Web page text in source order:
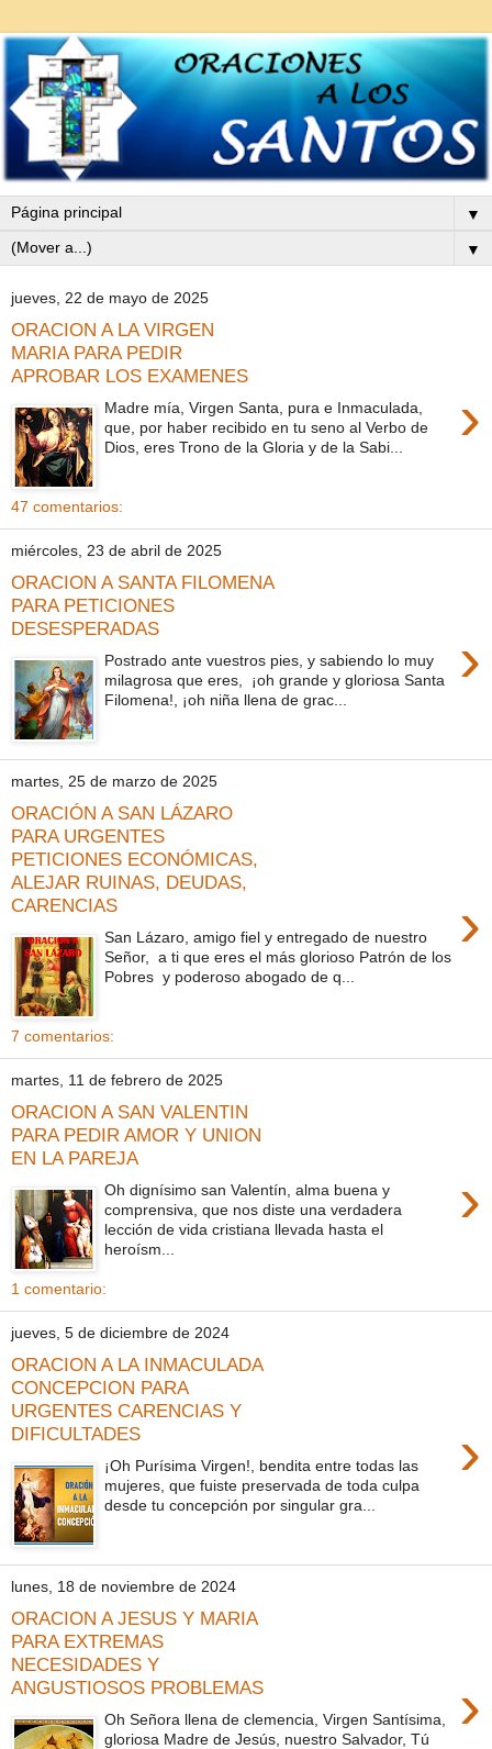
▼
▼
jueves, 22 de mayo de 2025
ORACION A LA VIRGEN
MARIA PARA PEDIR
APROBAR LOS EXAMENES
›
Madre mía, Virgen Santa, pura e Inmaculada,
que, por haber recibido en tu seno al Verbo de
Dios, eres Trono de la Gloria y de la Sabi...
47 comentarios:
miércoles, 23 de abril de 2025
ORACION A SANTA FILOMENA
PARA PETICIONES
DESESPERADAS
›
Postrado ante vuestros pies, y sabiendo lo muy
milagrosa que eres, ¡oh grande y gloriosa Santa
Filomena!, ¡oh niña llena de grac...
martes, 25 de marzo de 2025
ORACIÓN A SAN LÁZARO
PARA URGENTES
PETICIONES ECONÓMICAS,
ALEJAR RUINAS, DEUDAS,
CARENCIAS
›
San Lázaro, amigo fiel y entregado de nuestro
Señor, a ti que eres el más glorioso Patrón de los
Pobres y poderoso abogado de q...
7 comentarios:
martes, 11 de febrero de 2025
ORACION A SAN VALENTIN
PARA PEDIR AMOR Y UNION
EN LA PAREJA
›
Oh dignísimo san Valentín, alma buena y
comprensiva, que nos diste una verdadera
lección de vida cristiana llevada hasta el
heroísm...
1 comentario:
jueves, 5 de diciembre de 2024
ORACION A LA INMACULADA
CONCEPCION PARA
URGENTES CARENCIAS Y
DIFICULTADES
›
¡Oh Purísima Virgen!, bendita entre todas las
mujeres, que fuiste preservada de toda culpa
desde tu concepción por singular gra...
lunes, 18 de noviembre de 2024
ORACION A JESUS Y MARIA
PARA EXTREMAS
NECESIDADES Y
ANGUSTIOSOS PROBLEMAS
›
Oh Señora llena de clemencia, Virgen Santísima,
gloriosa Madre de Jesús, nuestro Salvador, Tú